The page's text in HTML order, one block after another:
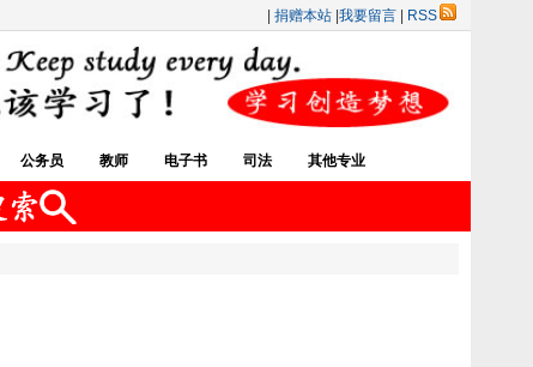
捐赠本站 我要留言 RSS
公务员 教师 电子书 司法 其他专业